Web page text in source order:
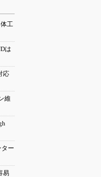
工
は
応
維
ー
易